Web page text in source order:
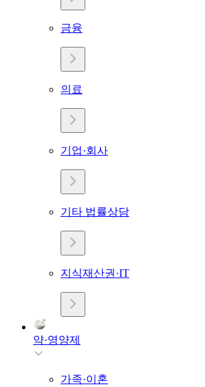
금융
의료
기업·회사
기타 법률상담
지식재산권·IT
약·영양제
가족·이혼